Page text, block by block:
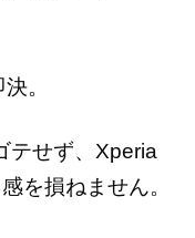
。
テせず、Xperia
を損ねません。